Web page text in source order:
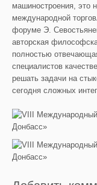
машиностроения, это
международной
форуме Э.
авторская
полностью
специалистов
решать задачи на
сегодня сложных